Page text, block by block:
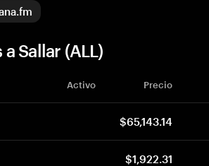
Sallar (ALL)
Activo Precio
$65,143.14
$1,922.31